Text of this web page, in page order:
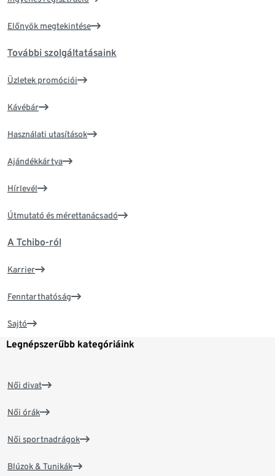
Előnyök megtekintése
További szolgáltatásaink
Üzletek promóciói
Kávébár
Használati utasítások
Ajándékkártya
Hírlevél
Útmutató és mérettanácsadó
A Tchibo-ról
Karrier
Fenntarthatóság
Sajtó
Legnépszerűbb kategóriáink
Női divat
Női órák
Női sportnadrágok
Blúzok & Tunikák